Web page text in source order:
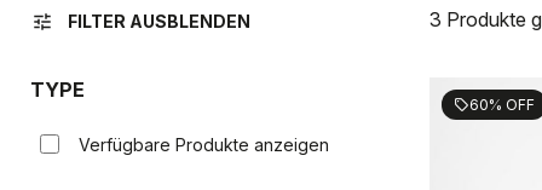
tune FILTER AUSBLENDEN 3 Produkte
TYPE
Verfügbare Produkte anzeigen
sell60% OFF